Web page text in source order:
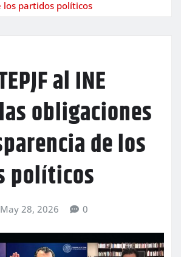
los partidos políticos
al INE
obligaciones
de los
políticos
May 28, 2026 0